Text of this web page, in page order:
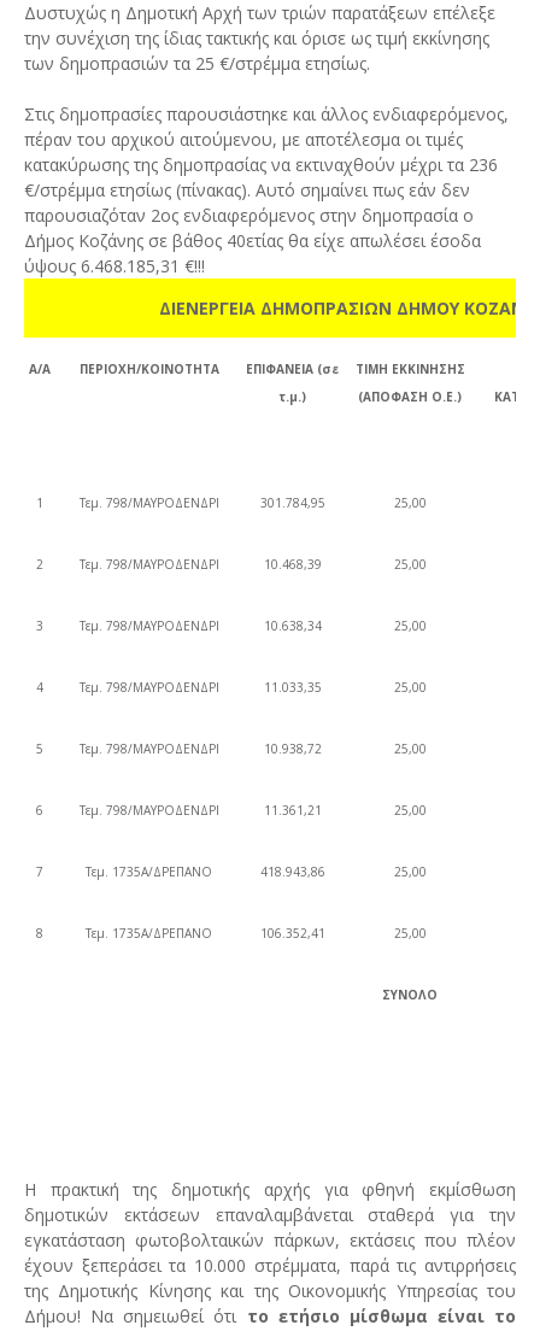
Δυστυχώς η Δημοτική Αρχή των τριών παρατάξεων επέλεξε
την συνέχιση της ίδιας τακτικής και όρισε ως τιμή εκκίνησης
των δημοπρασιών τα 25 €/στρέμμα ετησίως.
Στις δημοπρασίες παρουσιάστηκε και άλλος ενδιαφερόμενος,
πέραν του αρχικού αιτούμενου, με αποτέλεσμα οι τιμές
κατακύρωσης της δημοπρασίας να εκτιναχθούν μέχρι τα 236
€/στρέμμα ετησίως (πίνακας). Αυτό σημαίνει πως εάν δεν
παρουσιαζόταν 2ος ενδιαφερόμενος στην δημοπρασία ο
Δήμος Κοζάνης σε βάθος 40ετίας θα είχε απωλέσει έσοδα
ύψους 6.468.185,31 €!!!
ΔΙΕΝΕΡΓΕΙΑ ΔΗΜΟΠΡΑΣΙΩΝ ΔΗΜΟΥ
Α/Α ΠΕΡΙΟΧΗ/ΚΟΙΝΟΤΗΤΑ
ΕΠΙΦΑΝΕΙΑ (σε
τ.μ.)
ΤΙΜΗ ΕΚΚΙΝΗΣΗΣ
(ΑΠΟΦΑΣΗ Ο.Ε.)
1 Τεμ. 798/ΜΑΥΡΟΔΕΝΔΡΙ 301.784,95 25,00
2 Τεμ. 798/ΜΑΥΡΟΔΕΝΔΡΙ 10.468,39 25,00
3 Τεμ. 798/ΜΑΥΡΟΔΕΝΔΡΙ 10.638,34 25,00
4 Τεμ. 798/ΜΑΥΡΟΔΕΝΔΡΙ 11.033,35 25,00
5 Τεμ. 798/ΜΑΥΡΟΔΕΝΔΡΙ 10.938,72 25,00
6 Τεμ. 798/ΜΑΥΡΟΔΕΝΔΡΙ 11.361,21 25,00
7 Τεμ. 1735Α/ΔΡΕΠΑΝΟ 418.943,86 25,00
8 Τεμ. 1735Α/ΔΡΕΠΑΝΟ 106.352,41 25,00
ΣΥΝΟΛΟ
Η πρακτική της δημοτικής αρχής για φθηνή εκμίσθωση
δημοτικών εκτάσεων επαναλαμβάνεται σταθερά για την
εγκατάσταση φωτοβολταικών πάρκων, εκτάσεις που πλέον
έχουν ξεπεράσει τα 10.000 στρέμματα, παρά τις αντιρρήσεις
της Δημοτικής Κίνησης και της Οικονομικής Υπηρεσίας του
Δήμου! Να σημειωθεί ότι το ετήσιο μίσθωμα είναι το